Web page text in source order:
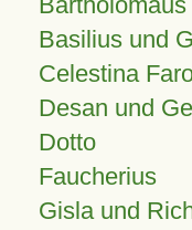
Basilius und
Celestina
Desan und
Dotto
Faucherius
Gisla und